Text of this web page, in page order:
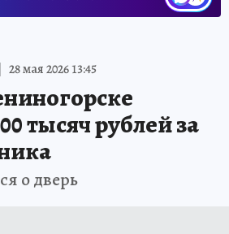
28 мая 2026 13:45
тысяч рублей за
о дверь